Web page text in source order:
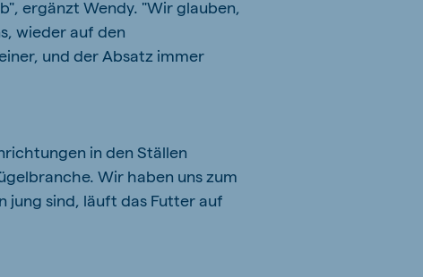
ergänzt Wendy. "Wir glauben,
wieder auf den
und der Absatz immer
in den Ställen
Wir haben uns zum
jung sind, läuft das Futter auf